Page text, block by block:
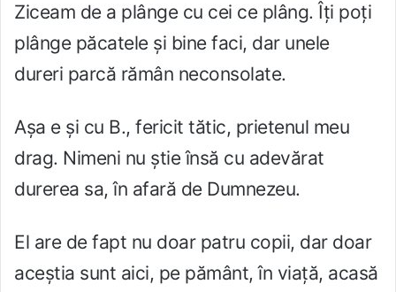
Ziceam de a plânge cu cei ce plâng. Îți poți
plânge păcatele și bine faci, dar unele
dureri parcă rămân neconsolate.
Așa e și cu B., fericit tătic, prietenul meu
drag. Nimeni nu știe însă cu adevărat
durerea sa, în afară de Dumnezeu.
El are de fapt nu doar patru copii, dar doar
aceștia sunt aici, pe pământ, în viață, acasă